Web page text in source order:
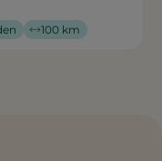
100 km